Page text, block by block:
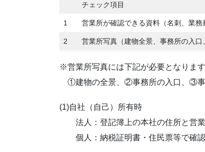
チェック項目
1 営業所が確認できる資料（名刺、業務
2 営業所写真（建物全景、事務所の入口
※営業所写真には下記が必要となります
①建物の全景、②事務所の入口、③事
(1)自社（自己）所有時
法人：登記簿上の本社の住所と営業
個人：納税証明書・住民票等で確認